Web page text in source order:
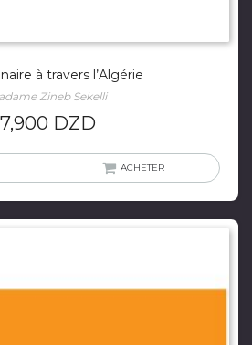
à travers l’Algérie
Zineb Sekelli
7,900 DZD
ACHETER